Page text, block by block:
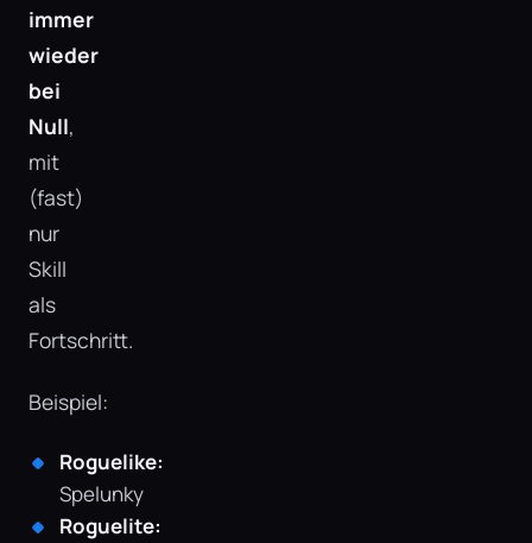
immer
wieder
bei
Null,
mit
(fast)
nur
Skill
als
Fortschritt.
Beispiel:
Roguelike:
Spelunky
Roguelite: